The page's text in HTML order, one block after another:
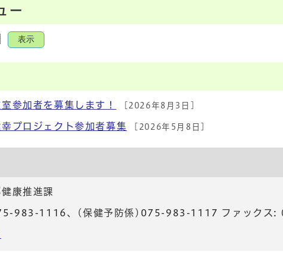
ー
表示
参加者を募集します！ [2026年8月3日]
プロジェクト参加者募集 [2026年5月8日]
康推進課
983-1116 、(保健予防係) 075-983-1117 ファックス